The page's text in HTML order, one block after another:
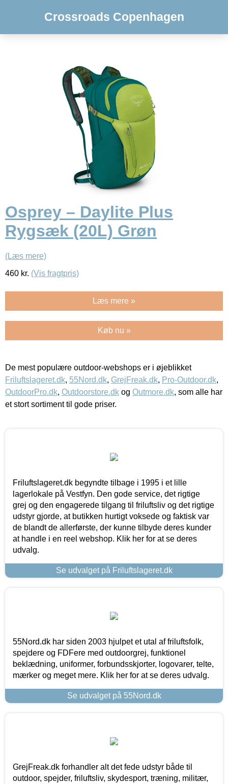
Crossroads Copenhagen
Osprey – Daylite Plus
Rygsæk (20L) Grøn
(Læs mere)
460 kr. (Vis fragtpris)
Læs mere »
Køb nu »
De mest populære outdoor-webshops er i øjeblikket
Friluftslageret.dk, 55Nord.dk, GrejFreak.dk, Pro-Outdoor.dk,
OutdoorPro.dk, Outdoorstore.dk og Outmore.dk, som alle har
et stort sortiment til gode priser.
Friluftslageret.dk begyndte tilbage i 1995 i et lille
lagerlokale på Vestfyn. Den gode service, det rigtige
grej og den engagerede tilgang til friluftsliv og det rigtige
udstyr gjorde, at butikken hurtigt voksede og faktisk var
de blandt de allerførste, der kunne tilbyde deres kunder
at handle i en reel webshop. Klik her for at se deres
udvalg.
Se udvalget på Friluftslageret.dk
55Nord.dk har siden 2003 hjulpet et utal af friluftsfolk,
spejdere og FDFere med outdoorgrej, funktionel
beklædning, uniformer, forbundsskjorter, logovarer, telte,
mærker og meget mere. Klik her for at se deres udvalg.
Se udvalget på 55Nord.dk
GrejFreak.dk forhandler alt det fede udstyr både til
outdoor, spejder, friluftsliv, skydesport, træning, militær,